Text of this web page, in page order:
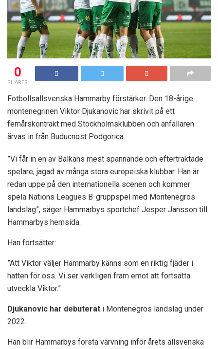
0
SHARES
Fotbollsallsvenska Hammarby förstärker. Den 18-årige
montenegrinen Viktor Djukanovic har skrivit på ett
femårskontrakt med Stockholmsklubben och anfallaren
ärvas in från Buducnost Podgorica.
”Vi får in en av Balkans mest spännande och eftertraktade
spelare, jagad av många stora europeiska klubbar. Han är
redan uppe på den internationella scenen och kommer
spela Nations Leagues B-gruppspel med Montenegros
landslag”, säger Hammarbys sportchef Jesper Jansson till
Hammarbys hemsida.
Han fortsätter:
”Att Viktor väljer Hammarby känns som en riktig fjäder i
hatten för oss. Vi ser verkligen fram emot att fortsätta
utveckla Viktor.”
Djukanovic har debuterat i Montenegros landslag under
2022.
Han blir Hammarbys första värvning inför årets allsvenska